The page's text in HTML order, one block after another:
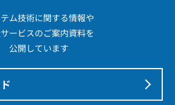
ム技術に関する情報や
ービスのご案内資料を
公開しています